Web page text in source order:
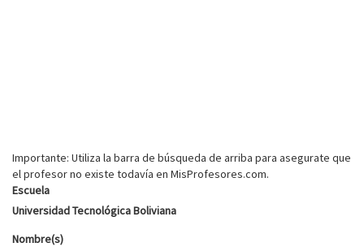
Importante: Utiliza la barra de búsqueda de arriba para asegurate que
el profesor no existe todavía en MisProfesores.com.
Escuela
Universidad Tecnológica Boliviana
Nombre(s)